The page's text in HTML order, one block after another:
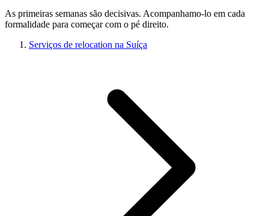
As primeiras semanas são decisivas. Acompanhamo-lo em cada
formalidade para começar com o pé direito.
Serviços de relocation na Suíça